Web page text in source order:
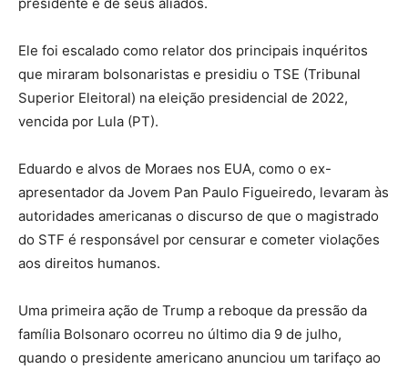
presidente e de seus aliados.
Ele foi escalado como relator dos principais inquéritos
que miraram bolsonaristas e presidiu o TSE (Tribunal
Superior Eleitoral) na eleição presidencial de 2022,
vencida por Lula (PT).
Eduardo e alvos de Moraes nos EUA, como o ex-
apresentador da Jovem Pan Paulo Figueiredo, levaram às
autoridades americanas o discurso de que o magistrado
do STF é responsável por censurar e cometer violações
aos direitos humanos.
Uma primeira ação de Trump a reboque da pressão da
família Bolsonaro ocorreu no último dia 9 de julho,
quando o presidente americano anunciou um tarifaço ao